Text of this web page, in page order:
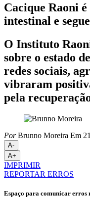
Cacique Raoni
intestinal e
O Instituto
sobre o estado
redes sociais,
vibraram
pela
PorBrunno Moreira Em
A-
A+
IMPRIMIR
REPORTAR ERROS
Espaço para comunicar erros